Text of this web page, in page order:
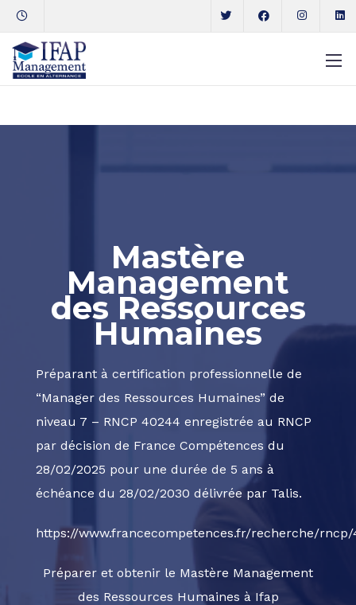
Mastère
Management
des Ressources
Humaines
Préparant à certification professionnelle de
“Manager des Ressources Humaines” de
niveau 7 – RNCP 40244 enregistrée au RNCP
par décision de France Compétences du
28/02/2025 pour une durée de 5 ans à
échéance du 28/02/2030 délivrée par Talis.
https://www.francecompetences.fr/recherche/rncp/
Préparer et obtenir le Mastère Management
des Ressources Humaines à Ifap